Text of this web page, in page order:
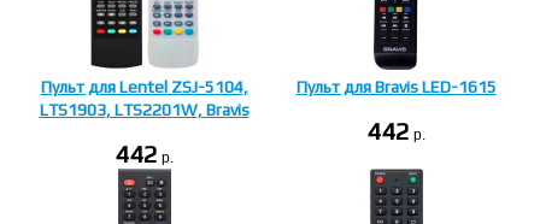
Пульт для Lentel ZSJ-5104,
LTS1903, LTS2201W, Bravis
442 p.
Пульт для Bravis LED-1615
442 p.